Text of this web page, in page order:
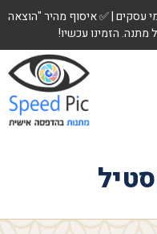
כרגיל! ✅ משלוחים לכל הארץ עד 5 ימי עסקים | ✅ איסוף מהיר "הוצאה
מתנה. הזמינו עכשיו!